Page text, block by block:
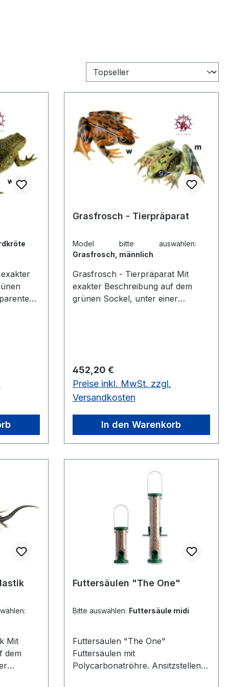
Plast®
Grasfrosch - Tierpräparat
Model bitte auswählen:
Grasfrosch, männlich
Grasfrosch - Tierpräparat Mit
exakter Beschreibung auf dem
grünen Sockel, unter einer
temporaria Höhe 7,5 cm, Breite 12
cm, Tiefe 12 cm, Gewicht 0,2
kgaus SOMSO-Plast®
Regulärer Preis:
452,20 €
Preise inkl. MwSt. zzgl.
Versandkosten
In den Warenkorb
dem
Futtersäulen "The One"
Bitte auswählen: Futtersäule midi
Futtersäulen "The One"
Futtersäulen mit
Polycarbonatröhre. Ansitzstellen,